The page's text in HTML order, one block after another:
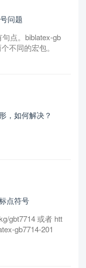
问题
点。biblatex-gb
不同的宏包。
，如何解决？
点符号
gbt7714 或者 htt
gb7714-201